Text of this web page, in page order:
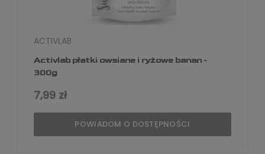
Activlab płatki owsiane i ryżowe banan -
300g
ACTIVLAB
7,99 zł
POWIADOM O DOSTĘPNOŚCI